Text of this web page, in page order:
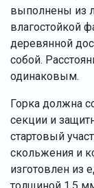
выполнены из
влагостойкой
деревянной
собой.
одинаковым.
Горка должна
секции и
стартовый
скольжения и
изготовлен из